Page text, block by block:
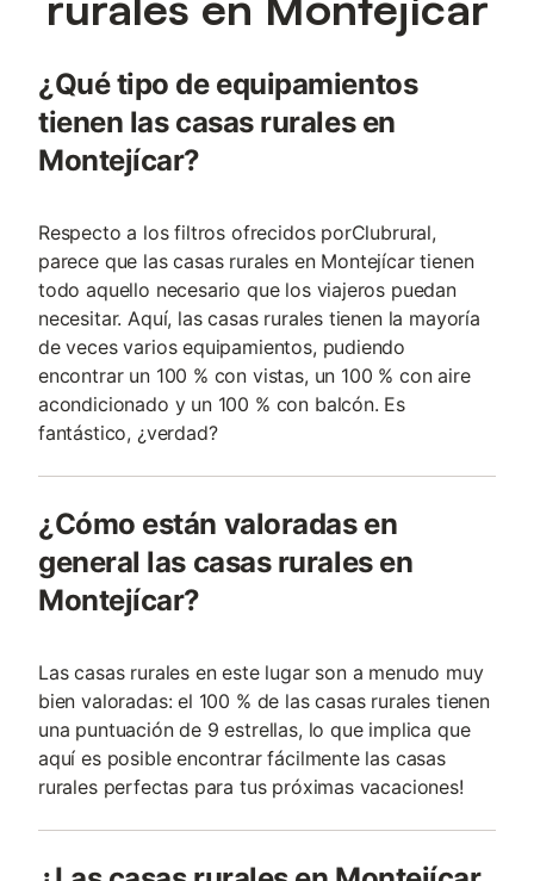
¿Qué tipo de equipamientos
tienen las casas rurales en
Montejícar?
Respecto a los filtros ofrecidos porClubrural,
parece que las casas rurales en Montejícar tienen
todo aquello necesario que los viajeros puedan
necesitar. Aquí, las casas rurales tienen la mayoría
de veces varios equipamientos, pudiendo
encontrar un 100 % con vistas, un 100 % con aire
acondicionado y un 100 % con balcón. Es
fantástico, ¿verdad?
¿Cómo están valoradas en
general las casas rurales en
Montejícar?
Las casas rurales en este lugar son a menudo muy
bien valoradas: el 100 % de las casas rurales tienen
una puntuación de 9 estrellas, lo que implica que
aquí es posible encontrar fácilmente las casas
rurales perfectas para tus próximas vacaciones!